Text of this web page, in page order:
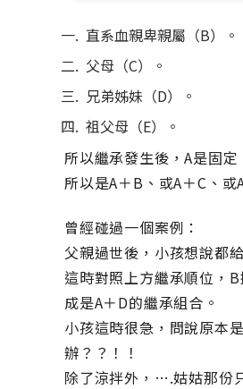
直系血親卑親屬（B）。
父母（C）。
兄弟姊妹（D）。
祖父母（E）。
所以繼承發生後，A是固
所以是A＋B、或A＋C、或
曾經碰過一個案例：
父親過世後，小孩想說都
這時對照上方繼承順位，
成是A＋D的繼承組合。
小孩這時很急，問說原本
辦？？！！
除了涼拌外，….姑姑那份